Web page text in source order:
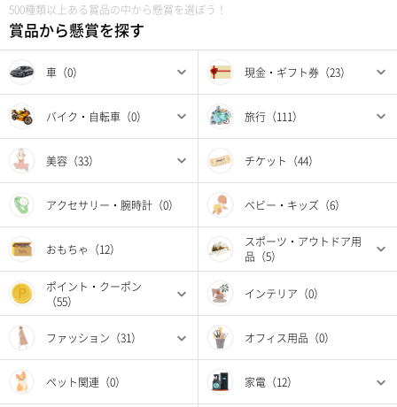
500種類以上ある賞品の中から懸賞を選ぼう！
賞品から懸賞を探す
車（0） 現金・ギフト券（23）
バイク・自転車（0） 旅行（111）
美容（33） チケット（44）
アクセサリー・腕時計（0） ベビー・キッズ（6）
おもちゃ（12）
スポーツ・アウトドア用
品（5）
ポイント・クーポン
（55）
インテリア（0）
ファッション（31） オフィス用品（0）
ペット関連（0） 家電（12）